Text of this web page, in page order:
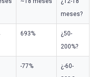
meses?
693%
¿50-
200%?
-77%
¿-60-